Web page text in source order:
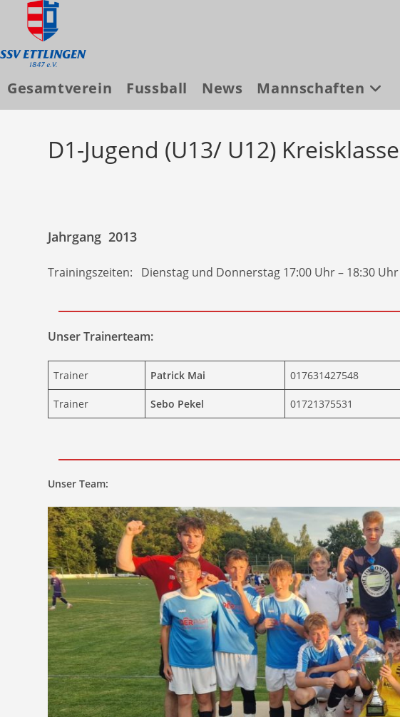
Gesamtverein Fussball News Mannschaften
D1-Jugend (U13/ U12) Kreisklasse
Jahrgang 2013
Trainingszeiten: Dienstag und Donnerstag 17:00 Uhr – 18:30 Uhr
Unser Trainerteam:
Trainer Patrick Mai 017631427548
Trainer Sebo Pekel 01721375531
Unser Team: